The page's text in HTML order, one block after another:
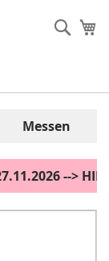
Messen
-->